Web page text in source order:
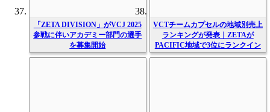
「ZETA DIVISION」がVCJ 2025
参戦に伴いアカデミー部門の選手
を募集開始
VCTチームカプセルの地域別売上
ランキングが発表｜ZETAが
PACIFIC地域で3位にランクイン